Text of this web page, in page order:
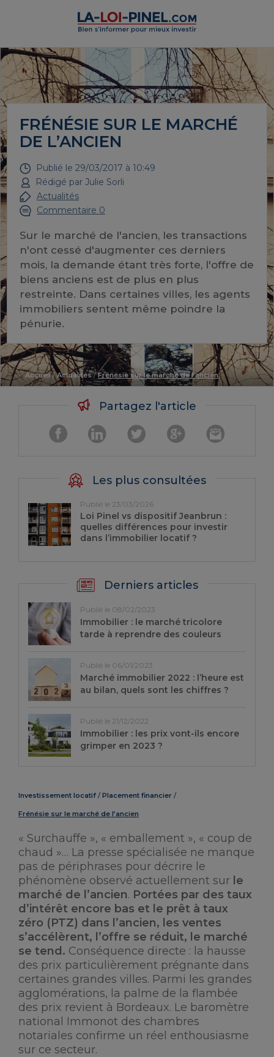
FRÉNÉSIE SUR LE MARCHÉ
DE L’ANCIEN
Publié le 29/03/2017 à 10:49
Rédigé par Julie Sorli
Actualités
Commentaire 0
Sur le marché de l'ancien, les transactions
n'ont cessé d'augmenter ces derniers
mois, la demande étant très forte, l'offre de
biens anciens est de plus en plus
restreinte. Dans certaines villes, les agents
immobiliers sentent même poindre la
pénurie.
Accueil/Actualités/Frénésie sur le marché de l’ancien
Investissement locatif Placement financier
Frénésie sur le marché de l’ancien
« Surchauffe », « emballement », « coup de
chaud »… La presse spécialisée ne manque
pas de périphrases pour décrire le
phénomène observé actuellement sur le
marché de l’ancien. Portées par des taux
d’intérêt encore bas et le prêt à taux
zéro (PTZ) dans l’ancien, les ventes
s’accélèrent, l’offre se réduit, le marché
se tend. Conséquence directe : la hausse
des prix particulièrement prégnante dans
certaines grandes villes. Parmi les grandes
agglomérations, la palme de la flambée
des prix revient à Bordeaux. Le baromètre
national Immonot des chambres
notariales confirme un réel enthousiasme
sur ce secteur.
Partagez l'article
Les plus consultées
Publié le 23/03/2026
Loi Pinel vs dispositif Jeanbrun :
quelles différences pour investir
dans l’immobilier locatif ?
Derniers articles
Publié le 08/02/2023
Immobilier : le marché tricolore
tarde à reprendre des couleurs
Publié le 06/01/2023
Marché immobilier 2022 : l’heure est
au bilan, quels sont les chiffres ?
Publié le 21/12/2022
Immobilier : les prix vont-ils encore
grimper en 2023 ?